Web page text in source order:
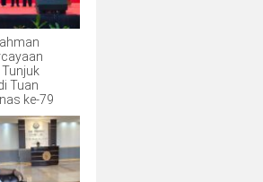
Tuan
ke-79